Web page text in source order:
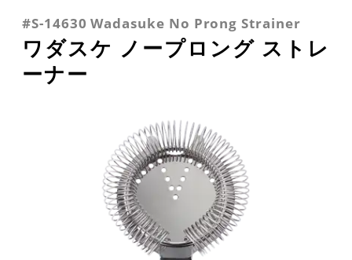
#S-14630 Wadasuke No Prong Strainer
ワダスケ ノープロング ストレ
ーナー